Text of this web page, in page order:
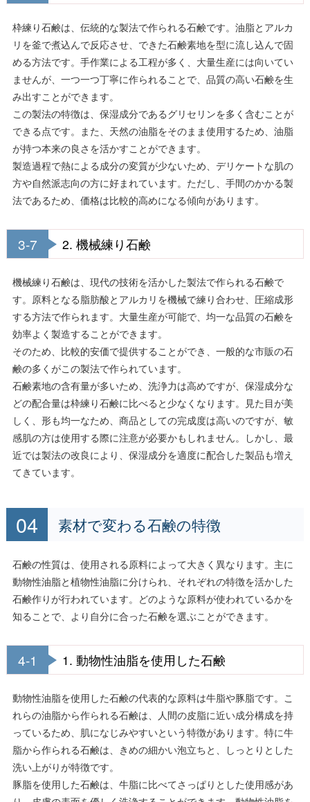
枠練り石鹸は、伝統的な製法で作られる石鹸です。油脂とアルカ
リを釜で煮込んで反応させ、できた石鹸素地を型に流し込んで固
める方法です。手作業による工程が多く、大量生産には向いてい
ませんが、一つ一つ丁寧に作られることで、品質の高い石鹸を生
み出すことができます。
この製法の特徴は、保湿成分であるグリセリンを多く含むことが
できる点です。また、天然の油脂をそのまま使用するため、油脂
が持つ本来の良さを活かすことができます。
製造過程で熱による成分の変質が少ないため、デリケートな肌の
方や自然派志向の方に好まれています。ただし、手間のかかる製
法であるため、価格は比較的高めになる傾向があります。
3-7 2. 機械練り石鹸
機械練り石鹸は、現代の技術を活かした製法で作られる石鹸で
す。原料となる脂肪酸とアルカリを機械で練り合わせ、圧縮成形
する方法で作られます。大量生産が可能で、均一な品質の石鹸を
効率よく製造することができます。
そのため、比較的安価で提供することができ、一般的な市販の石
鹸の多くがこの製法で作られています。
石鹸素地の含有量が多いため、洗浄力は高めですが、保湿成分な
どの配合量は枠練り石鹸に比べると少なくなります。見た目が美
しく、形も均一なため、商品としての完成度は高いのですが、敏
感肌の方は使用する際に注意が必要かもしれません。しかし、最
近では製法の改良により、保湿成分を適度に配合した製品も増え
てきています。
素材で変わる石鹸の特徴
石鹸の性質は、使用される原料によって大きく異なります。主に
動物性油脂と植物性油脂に分けられ、それぞれの特徴を活かした
石鹸作りが行われています。どのような原料が使われているかを
知ることで、より自分に合った石鹸を選ぶことができます。
4-1 1. 動物性油脂を使用した石鹸
動物性油脂を使用した石鹸の代表的な原料は牛脂や豚脂です。こ
れらの油脂から作られる石鹸は、人間の皮脂に近い成分構成を持
っているため、肌になじみやすいという特徴があります。特に牛
脂から作られる石鹸は、きめの細かい泡立ちと、しっとりとした
洗い上がりが特徴です。
豚脂を使用した石鹸は、牛脂に比べてさっぱりとした使用感があ